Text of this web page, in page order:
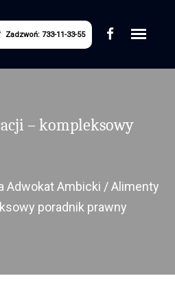
Zadzwoń: 733-11-33-55
– kompleksowy
Adwokat Ambicki /Alimenty
poradnik prawny